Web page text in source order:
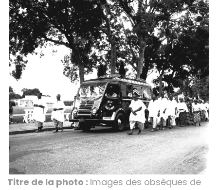
Titre de la photo : Images des obsèques de